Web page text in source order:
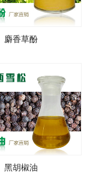
麝香草酚
黑胡椒油